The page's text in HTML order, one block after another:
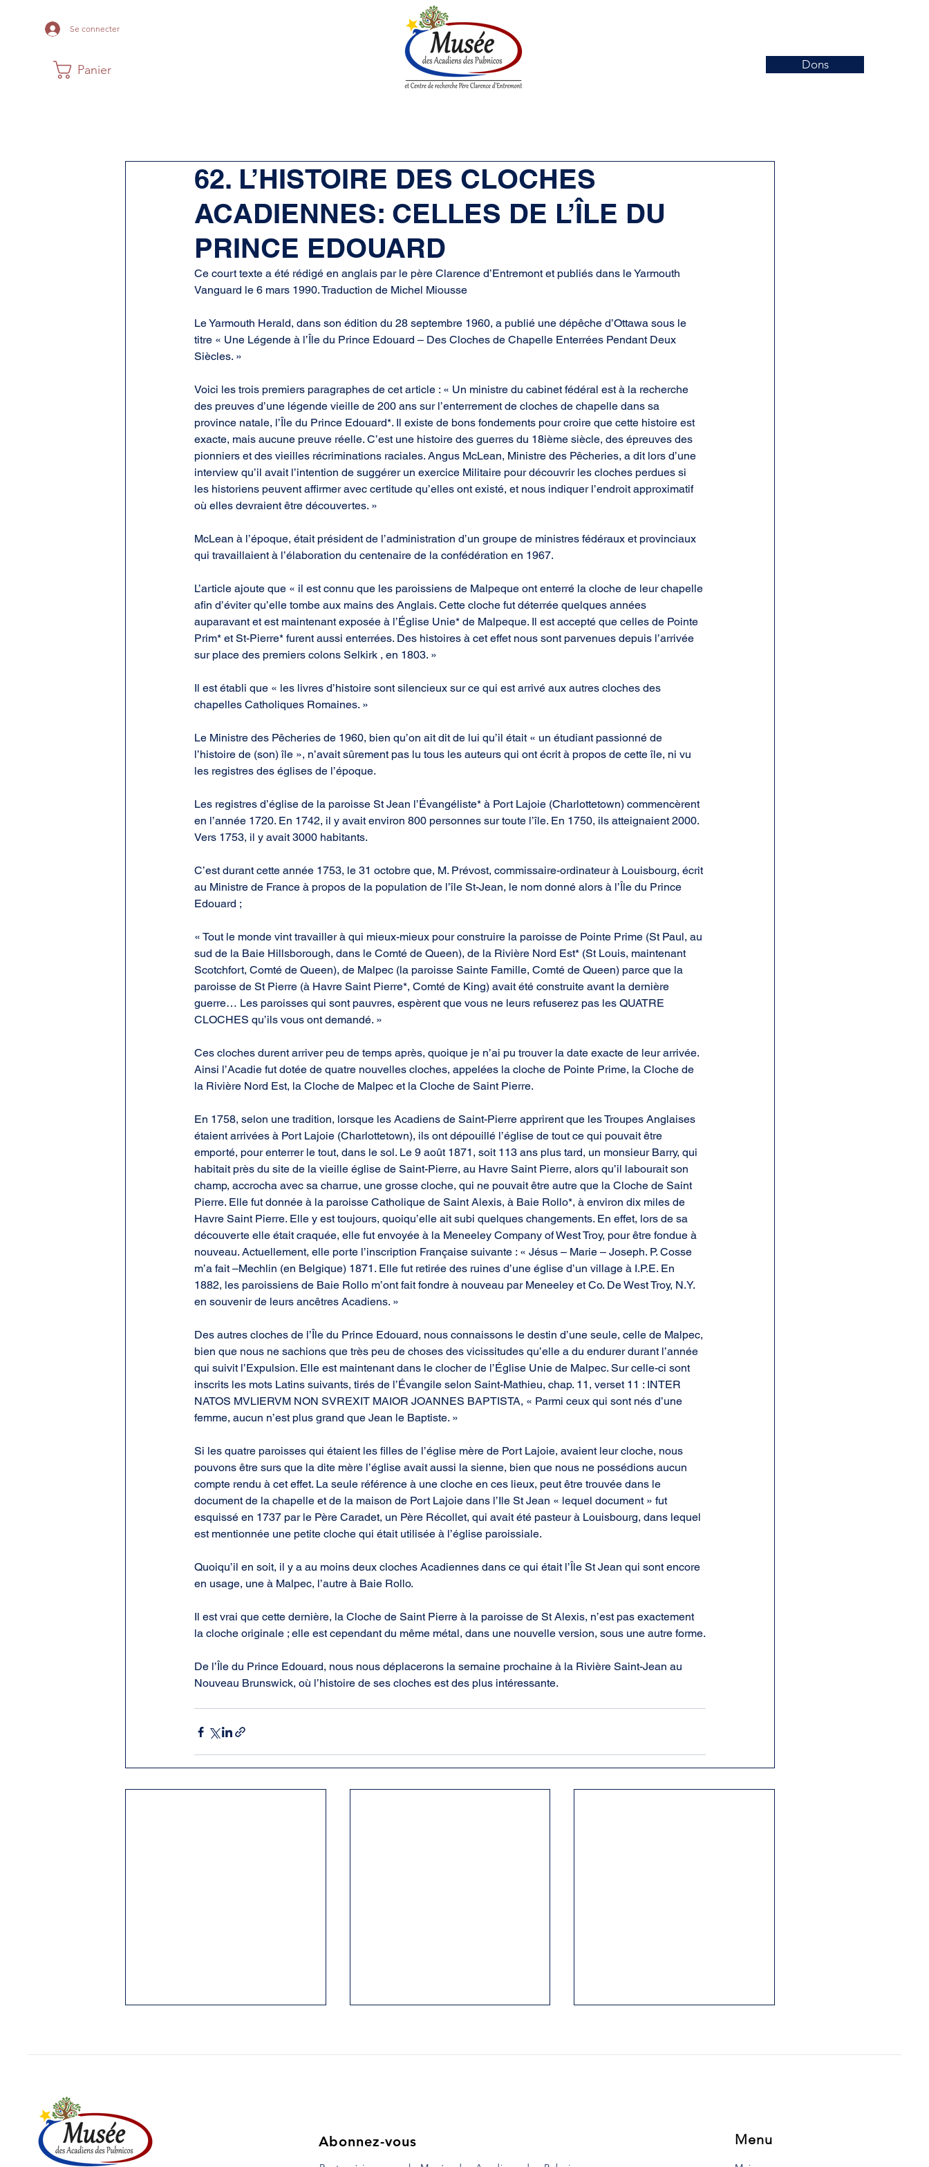
Se connecter
Panier Dons
62. L’HISTOIRE DES CLOCHES
ACADIENNES: CELLES DE L’ÎLE DU
PRINCE EDOUARD
Ce court texte a été rédigé en anglais par le père Clarence d’Entremont et publiés dans le Yarmouth
Vanguard le 6 mars 1990. Traduction de Michel Miousse
Le Yarmouth Herald, dans son édition du 28 septembre 1960, a publié une dépêche d’Ottawa sous le
titre « Une Légende à l’Île du Prince Edouard – Des Cloches de Chapelle Enterrées Pendant Deux
Siècles. »
Voici les trois premiers paragraphes de cet article : « Un ministre du cabinet fédéral est à la recherche
des preuves d’une légende vieille de 200 ans sur l’enterrement de cloches de chapelle dans sa
province natale, l’Île du Prince Edouard*. Il existe de bons fondements pour croire que cette histoire est
exacte, mais aucune preuve réelle. C’est une histoire des guerres du 18ième siècle, des épreuves des
pionniers et des vieilles récriminations raciales. Angus McLean, Ministre des Pêcheries, a dit lors d’une
interview qu’il avait l’intention de suggérer un exercice Militaire pour découvrir les cloches perdues si
les historiens peuvent affirmer avec certitude qu’elles ont existé, et nous indiquer l’endroit approximatif
où elles devraient être découvertes. »
McLean à l’époque, était président de l’administration d’un groupe de ministres fédéraux et provinciaux
qui travaillaient à l’élaboration du centenaire de la confédération en 1967.
L’article ajoute que « il est connu que les paroissiens de Malpeque ont enterré la cloche de leur chapelle
afin d’éviter qu’elle tombe aux mains des Anglais. Cette cloche fut déterrée quelques années
auparavant et est maintenant exposée à l’Église Unie* de Malpeque. Il est accepté que celles de Pointe
Prim* et St-Pierre* furent aussi enterrées. Des histoires à cet effet nous sont parvenues depuis l’arrivée
sur place des premiers colons Selkirk , en 1803. »
Il est établi que « les livres d’histoire sont silencieux sur ce qui est arrivé aux autres cloches des
chapelles Catholiques Romaines. »
Le Ministre des Pêcheries de 1960, bien qu’on ait dit de lui qu’il était « un étudiant passionné de
l’histoire de (son) île », n’avait sûrement pas lu tous les auteurs qui ont écrit à propos de cette île, ni vu
les registres des églises de l’époque.
Les registres d’église de la paroisse St Jean l’Évangéliste* à Port Lajoie (Charlottetown) commencèrent
en l’année 1720. En 1742, il y avait environ 800 personnes sur toute l’île. En 1750, ils atteignaient 2000.
Vers 1753, il y avait 3000 habitants.
C’est durant cette année 1753, le 31 octobre que, M. Prévost, commissaire-ordinateur à Louisbourg, écrit
au Ministre de France à propos de la population de l’île St-Jean, le nom donné alors à l’Île du Prince
Edouard ;
« Tout le monde vint travailler à qui mieux-mieux pour construire la paroisse de Pointe Prime (St Paul, au
sud de la Baie Hillsborough, dans le Comté de Queen), de la Rivière Nord Est* (St Louis, maintenant
Scotchfort, Comté de Queen), de Malpec (la paroisse Sainte Famille, Comté de Queen) parce que la
paroisse de St Pierre (à Havre Saint Pierre*, Comté de King) avait été construite avant la dernière
guerre… Les paroisses qui sont pauvres, espèrent que vous ne leurs refuserez pas les QUATRE
CLOCHES qu’ils vous ont demandé. »
Ces cloches durent arriver peu de temps après, quoique je n’ai pu trouver la date exacte de leur arrivée.
Ainsi l’Acadie fut dotée de quatre nouvelles cloches, appelées la cloche de Pointe Prime, la Cloche de
la Rivière Nord Est, la Cloche de Malpec et la Cloche de Saint Pierre.
En 1758, selon une tradition, lorsque les Acadiens de Saint-Pierre apprirent que les Troupes Anglaises
étaient arrivées à Port Lajoie (Charlottetown), ils ont dépouillé l’église de tout ce qui pouvait être
emporté, pour enterrer le tout, dans le sol. Le 9 août 1871, soit 113 ans plus tard, un monsieur Barry, qui
habitait près du site de la vieille église de Saint-Pierre, au Havre Saint Pierre, alors qu’il labourait son
champ, accrocha avec sa charrue, une grosse cloche, qui ne pouvait être autre que la Cloche de Saint
Pierre. Elle fut donnée à la paroisse Catholique de Saint Alexis, à Baie Rollo*, à environ dix miles de
Havre Saint Pierre. Elle y est toujours, quoiqu’elle ait subi quelques changements. En effet, lors de sa
découverte elle était craquée, elle fut envoyée à la Meneeley Company of West Troy, pour être fondue à
nouveau. Actuellement, elle porte l’inscription Française suivante : « Jésus – Marie – Joseph. P. Cosse
m’a fait –Mechlin (en Belgique) 1871. Elle fut retirée des ruines d’une église d’un village à I.P.E. En
1882, les paroissiens de Baie Rollo m’ont fait fondre à nouveau par Meneeley et Co. De West Troy, N.Y.
en souvenir de leurs ancêtres Acadiens. »
Des autres cloches de l’Île du Prince Edouard, nous connaissons le destin d’une seule, celle de Malpec,
bien que nous ne sachions que très peu de choses des vicissitudes qu’elle a du endurer durant l’année
qui suivit l’Expulsion. Elle est maintenant dans le clocher de l’Église Unie de Malpec. Sur celle-ci sont
inscrits les mots Latins suivants, tirés de l’Évangile selon Saint-Mathieu, chap. 11, verset 11 : INTER
NATOS MVLIERVM NON SVREXIT MAIOR JOANNES BAPTISTA, « Parmi ceux qui sont nés d’une
femme, aucun n’est plus grand que Jean le Baptiste. »
Si les quatre paroisses qui étaient les filles de l’église mère de Port Lajoie, avaient leur cloche, nous
pouvons être surs que la dite mère l’église avait aussi la sienne, bien que nous ne possédions aucun
compte rendu à cet effet. La seule référence à une cloche en ces lieux, peut être trouvée dans le
document de la chapelle et de la maison de Port Lajoie dans l’Ile St Jean « lequel document » fut
esquissé en 1737 par le Père Caradet, un Père Récollet, qui avait été pasteur à Louisbourg, dans lequel
est mentionnée une petite cloche qui était utilisée à l’église paroissiale.
Quoiqu’il en soit, il y a au moins deux cloches Acadiennes dans ce qui était l’Île St Jean qui sont encore
en usage, une à Malpec, l’autre à Baie Rollo.
Il est vrai que cette dernière, la Cloche de Saint Pierre à la paroisse de St Alexis, n’est pas exactement
la cloche originale ; elle est cependant du même métal, dans une nouvelle version, sous une autre forme.
De l’Île du Prince Edouard, nous nous déplacerons la semaine prochaine à la Rivière Saint-Jean au
Nouveau Brunswick, où l’histoire de ses cloches est des plus intéressante.
1990. Traduction...
GRANDE CALE
Abonnez-vous Menu